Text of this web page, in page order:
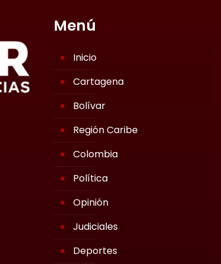
Menú
Inicio
Cartagena
Bolívar
Región Caribe
Colombia
Política
Opinión
Judiciales
Deportes